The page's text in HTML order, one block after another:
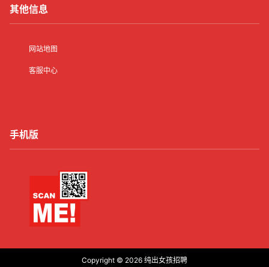
其他信息
网站地图
客服中心
手机版
Copyright © 2026 纯出女孩招聘